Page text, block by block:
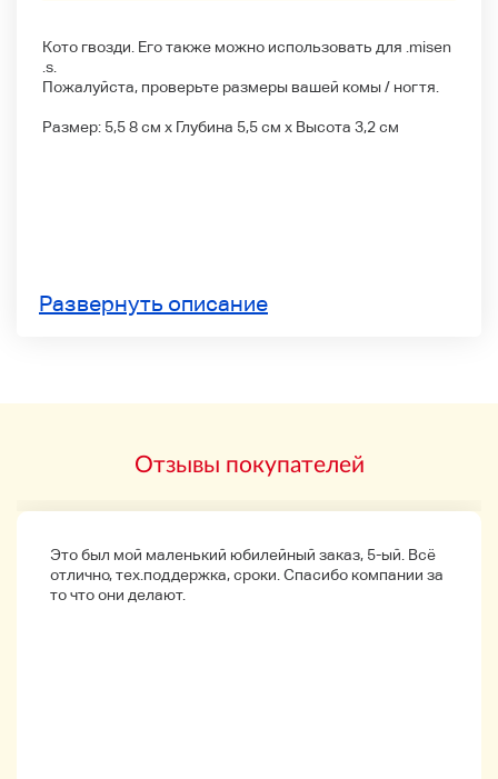
Кото гвозди. Его также можно использовать для .misen
.s.
Пожалуйста, проверьте размеры вашей комы / ногтя.
Размер: 5,5 8 см x Глубина 5,5 см x Высота 3,2 см
Развернуть описание
Отзывы покупателей
Это был мой маленький юбилейный заказ, 5-ый. Всё
отлично, тех.поддержка, сроки. Спасибо компании за
то что они делают.